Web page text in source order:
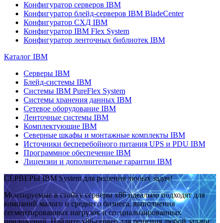
Конфигуратор серверов IBM
Конфигуратор блейд-серверов IBM BladeCenter
Конфигуратор СХД IBM
Конфигуратор IBM Flex System
Конфигуратор ленточных библиотек IBM
Каталог IBM
Серверы IBM
Блейд-системы IBM
Системы IBM PureFlex System
Системы хранения данных IBM
Сетевое оборудование IBM
Ленточные системы IBM
Комплектующие IBM
Северные шкафы и монтажные комплекты IBM
Источники бесперебойного питания UPS и PDU IBM
Программное обеспечение IBM
Лицензии и дополнительные гарантии IBM
СЕРВЕРЫ IBM System для решения любых задач!
Монтируемые в стойку серверы x86 идеально подходят для
компаний малого и среднего бизнеса, выполнения
сегментированных нагрузок и специализированных
приложений. Найдите x86-сервер для решения любой задачи.